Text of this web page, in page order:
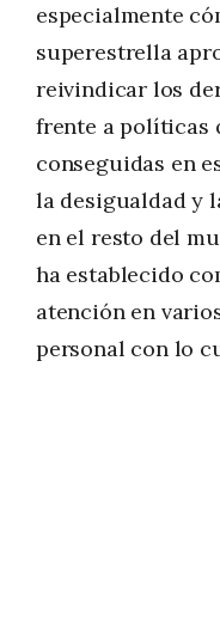
especialmente
superestrella
reivindicar los
frente a políticas
conseguidas en
la desigualdad y
en el resto del
ha establecido
atención en
personal con lo